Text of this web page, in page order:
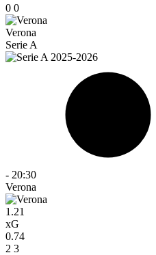
0 0
Verona
Serie A
- 20:30
Verona
1.21
xG
0.74
2 3